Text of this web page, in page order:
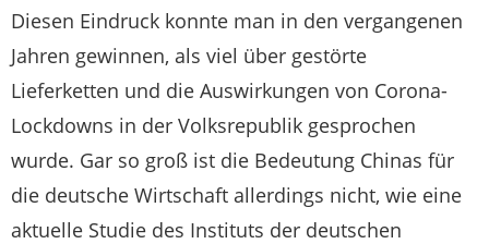
Diesen Eindruck konnte man in den vergangenen
Jahren gewinnen, als viel über gestörte
Lieferketten und die Auswirkungen von Corona-
Lockdowns in der Volksrepublik gesprochen
wurde. Gar so groß ist die Bedeutung Chinas für
die deutsche Wirtschaft allerdings nicht, wie eine
aktuelle Studie des Instituts der deutschen